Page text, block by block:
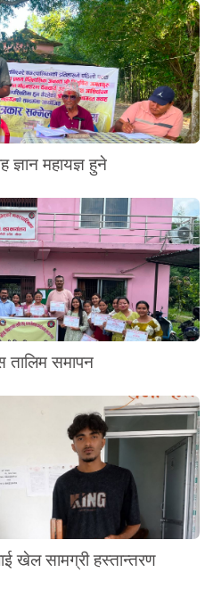
ज्ञान महायज्ञ हुने
तालिम समापन
खेल सामग्री हस्तान्तरण